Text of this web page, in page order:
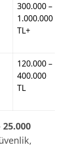
300.000 –
1.000.000
TL+
120.000 –
400.000
TL
25.000